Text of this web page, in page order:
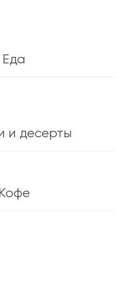
Еда
и десерты
Кофе